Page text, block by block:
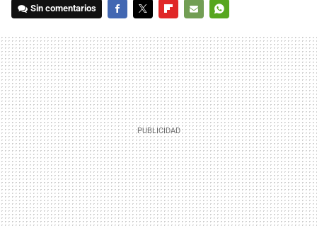
Sin comentarios
MAIL